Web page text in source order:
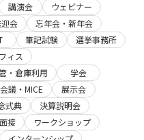
講演会
ウェビナー
会
忘年会・新年会
筆記試験
選挙事務所
ィス
・倉庫利用
学会
議・MICE
展示会
式典
決算説明会
接
ワークショップ